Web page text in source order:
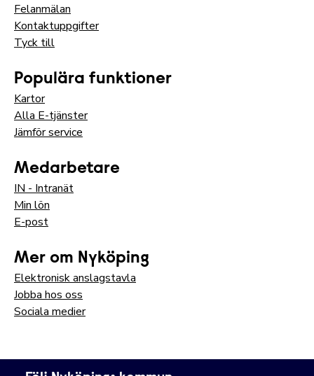
Felanmälan
Kontaktuppgifter
Tyck till
Populära funktioner
Kartor
Alla E-tjänster
Jämför service
Medarbetare
IN - Intranät
Min lön
E-post
Mer om Nyköping
Elektronisk anslagstavla
Jobba hos oss
Sociala medier